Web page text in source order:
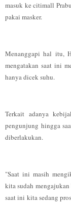
masuk ke citimall
pakai masker.
Menanggapi hal itu,
mengatakan saat ini
hanya dicek suhu.
Terkait adanya
pengunjung hingga
diberlakukan.
"Saat ini masih
kita sudah
saat ini kita sedang